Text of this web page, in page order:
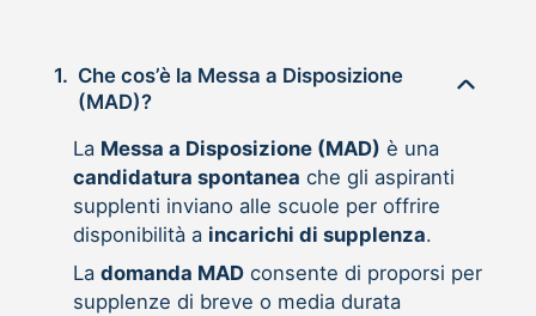
1. Che cos’è la Messa a Disposizione
(MAD)?
La Messa a Disposizione (MAD) è una
candidatura spontanea che gli aspiranti
supplenti inviano alle scuole per offrire
disponibilità a incarichi di supplenza.
La domanda MADconsente di proporsi per
supplenze di breve o media durata